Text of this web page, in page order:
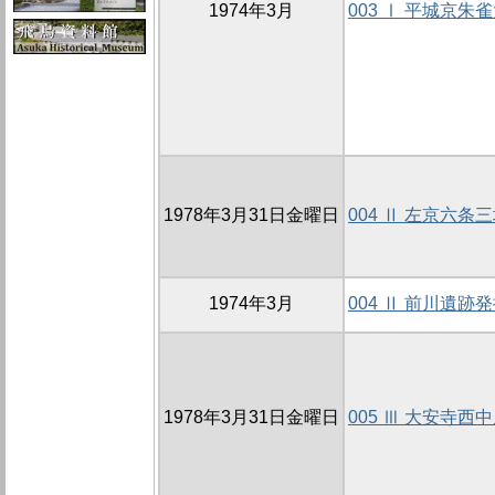
1974年3月 003 Ⅰ 平城京朱
1978年3月31日金曜日 004 Ⅱ 左京六条三
1974年3月 004 Ⅱ 前川遺跡発
1978年3月31日金曜日 005 Ⅲ 大安寺西